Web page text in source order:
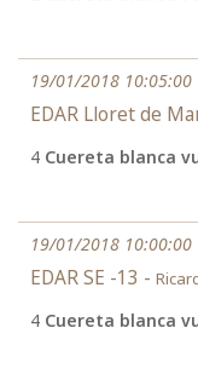
19/01/2018 10:05:00
EDAR Lloret de
4 Cuereta blanca
19/01/2018 10:00:00
EDAR SE -13 -
4 Cuereta blanca